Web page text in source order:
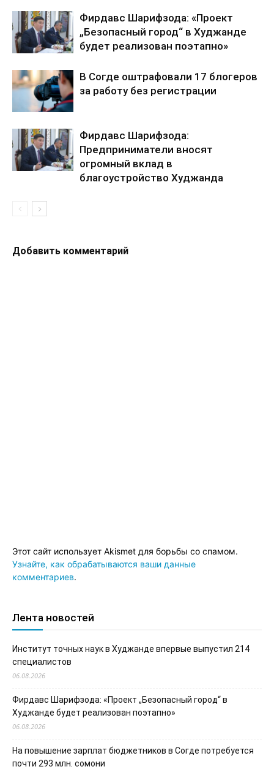
Фирдавс Шарифзода: «Проект
„Безопасный город“ в Худжанде
будет реализован поэтапно»
В Согде оштрафовали 17 блогеров
за работу без регистрации
Фирдавс Шарифзода:
Предприниматели вносят
огромный вклад в
благоустройство Худжанда
Добавить комментарий
Этот сайт использует Akismet для борьбы со спамом.
Узнайте, как обрабатываются ваши данные
комментариев.
Лента новостей
Институт точных наук в Худжанде впервые выпустил 214
специалистов
06.08.2026
Фирдавс Шарифзода: «Проект „Безопасный город“ в
Худжанде будет реализован поэтапно»
06.08.2026
На повышение зарплат бюджетников в Согде потребуется
почти 293 млн. сомони